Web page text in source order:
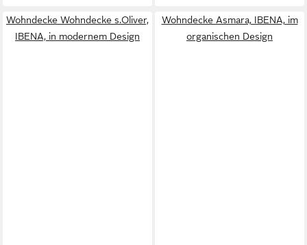
Wohndecke Wohndecke s.Oliver,
IBENA, in modernem Design
Wohndecke Asmara, IBENA, im
organischen Design